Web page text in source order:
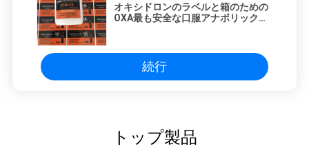
オキシドロンのラベルと箱のための
OXA最も安全な口服アナボリックフ
続行
トップ製品